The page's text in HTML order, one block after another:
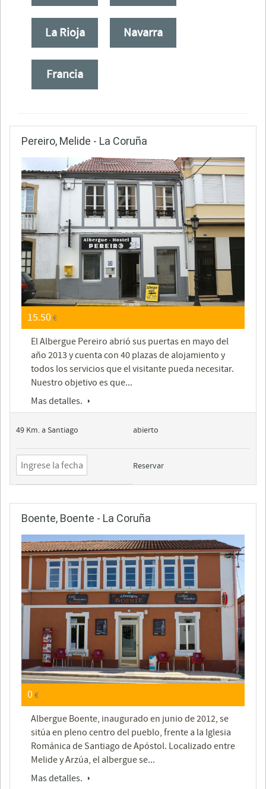
La Rioja Navarra
Francia
Pereiro, Melide - La Coruña
15.50€
El Albergue Pereiro abrió sus puertas en mayo del
año 2013 y cuenta con 40 plazas de alojamiento y
todos los servicios que el visitante pueda necesitar.
Nuestro objetivo es que...
Mas detalles.
49 Km. a Santiago abierto
Reservar
Boente, Boente - La Coruña
0€
Albergue Boente, inaugurado en junio de 2012, se
sitúa en pleno centro del pueblo, frente a la Iglesia
Románica de Santiago de Apóstol. Localizado entre
Melide y Arzúa, el albergue se...
Mas detalles.